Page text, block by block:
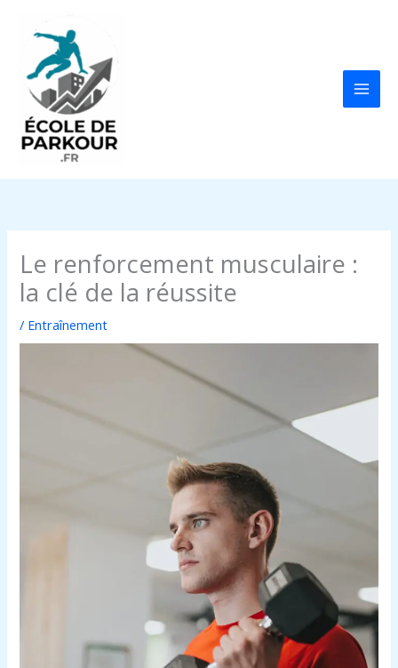
Le renforcement musculaire :
la clé de la réussite
/ Entraînement